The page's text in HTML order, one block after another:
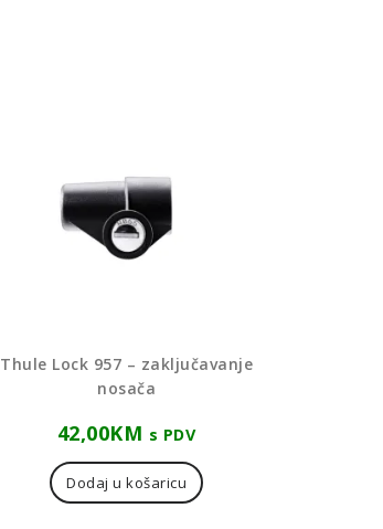
Thule Lock 957 – zaključavanje
nosača
42,00KM s PDV
Dodaj u košaricu